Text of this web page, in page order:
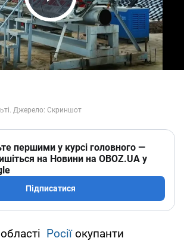
Play Video
першими у курсі головного —
на Новини на OBOZ.UA у
Підписатися
Росіїокупанти